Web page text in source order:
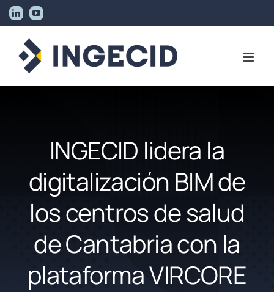
Skip
to
content
LinkedInYouTube
INGECID lidera la
digitalización BIM de
los centros de salud
de Cantabria con la
plataforma VIRCORE